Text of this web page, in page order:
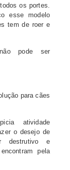
os portes.
esse modelo
tem de roer e
pode ser
para cães
atividade
o desejo de
destrutivo e
pela